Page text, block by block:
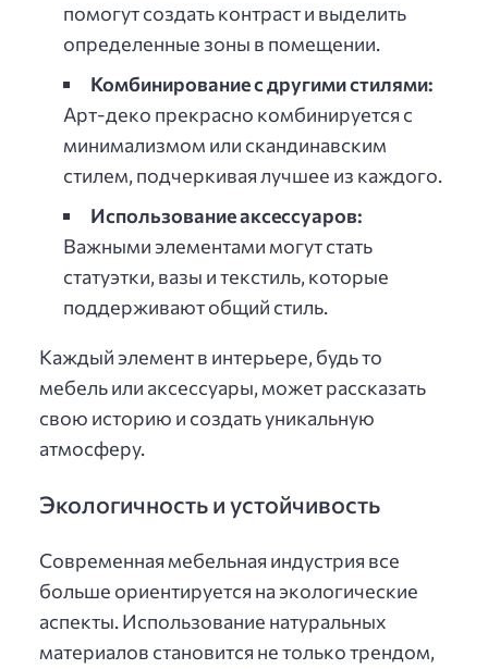
помогут создать контраст и выделить
определенные зоны в помещении.
Комбинирование с другими стилями:
Арт-деко прекрасно комбинируется с
минимализмом или скандинавским
стилем, подчеркивая лучшее из каждого.
Использование аксессуаров:
Важными элементами могут стать
статуэтки, вазы и текстиль, которые
поддерживают общий стиль.
Каждый элемент в интерьере, будь то
мебель или аксессуары, может рассказать
свою историю и создать уникальную
атмосферу.
Экологичность и устойчивость
Современная мебельная индустрия все
больше ориентируется на экологические
аспекты. Использование натуральных
материалов становится не только трендом,